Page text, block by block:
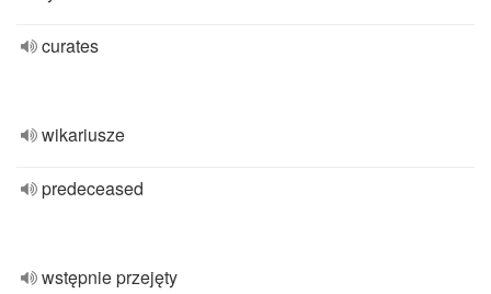
curates
wikariusze
predeceased
wstępnie przejęty